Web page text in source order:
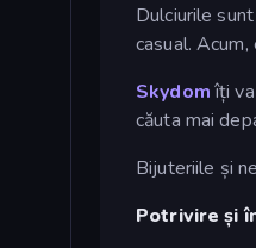
Dulciurile
casual.
Skydomîți
căuta mai
Bijuteriile și
Potrivire și